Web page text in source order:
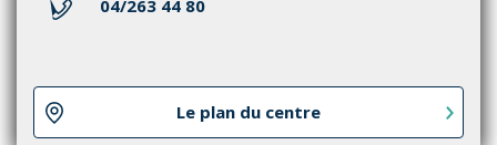
04/263 44 80
Le plan du centre